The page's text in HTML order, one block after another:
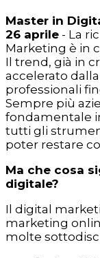
Master in
26 aprile - La
Marketing è in
Il trend, già in
accelerato
professionali
Sempre più
fondamentale
tutti gli
poter restare
Ma che cosa
digitale?
Il digital
marketing
molte